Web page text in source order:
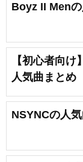
Boyz II Menの
【初心者向
人気曲まとめ
NSYNCの人